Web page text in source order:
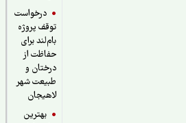
درخواست
توقف پروژه
بام‌لند برای
حفاظت از
درختان و
طبیعت شهر
لاهیجان
بهترین